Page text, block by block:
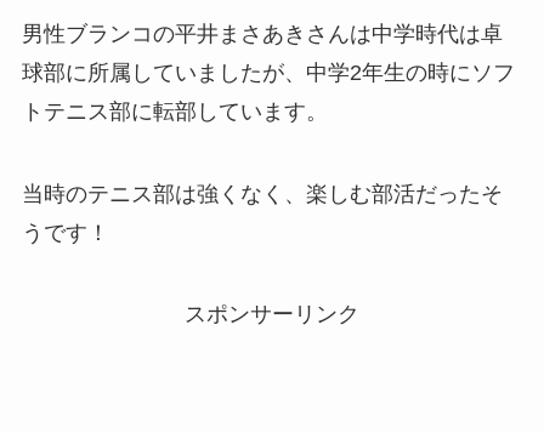
男性ブランコの平井まさあきさんは中学時代は卓
球部に所属していましたが、中学2年生の時にソフ
トテニス部に転部しています。
当時のテニス部は強くなく、楽しむ部活だったそ
うです！
スポンサーリンク